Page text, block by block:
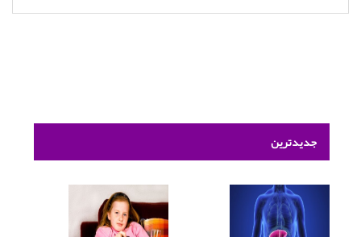
جدیدترین